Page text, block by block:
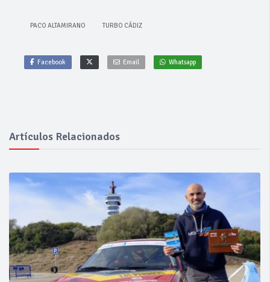
PACO ALTAMIRANO TURBO CÁDIZ
Facebook Email Whatsapp
Artículos Relacionados